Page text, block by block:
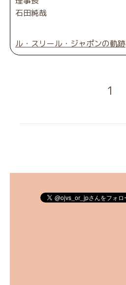
石田純哉
ル・スリール・ジャポンの軌跡
1